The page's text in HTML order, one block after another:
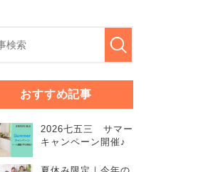
おすすめ記事
2026七五三 サマー
キャンペーン開催♪